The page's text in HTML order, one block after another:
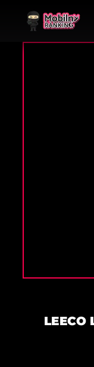
LEECO